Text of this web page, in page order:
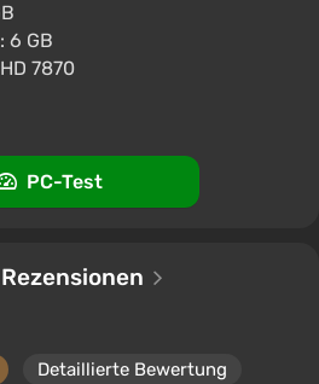
6 GB
7870
PC-Test
Detaillierte Bewertung